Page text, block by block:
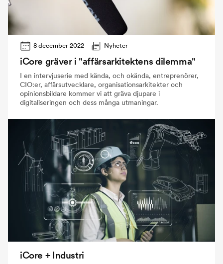
8 december 2022 Nyheter
iCore gräver i "affärsarkitektens dilemma"
I en intervjuserie med kända, och okända, entreprenörer,
CIO:er, affärsutvecklare, organisationsarkitekter och
opinionsbildare kommer vi att gräva djupare i
digitaliseringen och dess många utmaningar.
iCore + Industri